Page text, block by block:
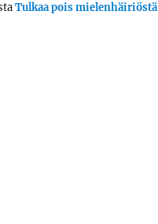
Tulkaa pois mielenhäiriöstä